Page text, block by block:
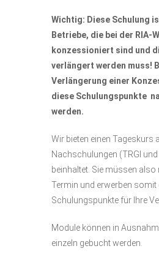
Wichtig: Diese Schulung
Betriebe, die bei der RIA-
konzessioniert sind und
verlängert werden muss!
Verlängerung einer
diese Schulungspunkte
werden.
Wir bieten einen Tageskurs
Nachschulungen (TRGI und
beinhaltet. Sie müssen also
Termin und erwerben somit
Schulungspunkte für Ihre
Module können in
einzeln gebucht werden.